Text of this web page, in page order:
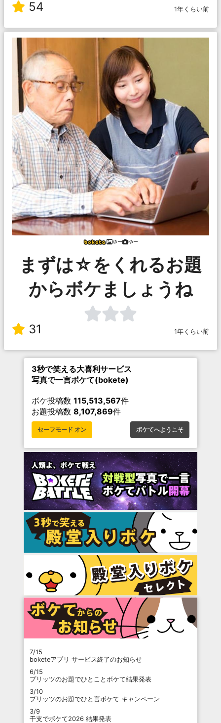
54 1年くらい前
ゆー ゆー
まずは☆をくれるお題
からボケましょうね
31 1年くらい前
3秒で笑える大喜利サービス
写真で一言ボケて(bokete)
ボケ投稿数 115,513,567件
お題投稿数 8,107,869件
セーフモード オン ボケてへようこそ
7/15
boketeアプリ サービス終了のお知らせ
6/15
プリッツのお題でひとことボケて結果発表
3/10
プリッツのお題でひと言ボケて キャンペーン
3/9
干支でボケて2026 結果発表